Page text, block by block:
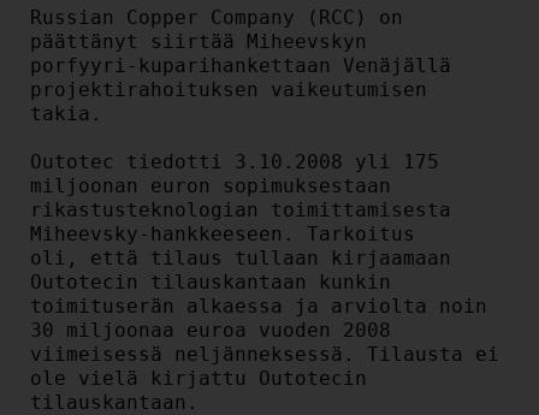
Russian Copper Company (RCC) on
päättänyt siirtää Miheevskyn
porfyyri-kuparihankettaan Venäjällä
projektirahoituksen vaikeutumisen
takia.
Outotec tiedotti 3.10.2008 yli 175
miljoonan euron sopimuksestaan
rikastusteknologian toimittamisesta
Miheevsky-hankkeeseen. Tarkoitus
oli, että tilaus tullaan kirjaamaan
Outotecin tilauskantaan kunkin
toimituserän alkaessa ja arviolta noin
30 miljoonaa euroa vuoden 2008
viimeisessä neljänneksessä. Tilausta ei
ole vielä kirjattu Outotecin
tilauskantaan.